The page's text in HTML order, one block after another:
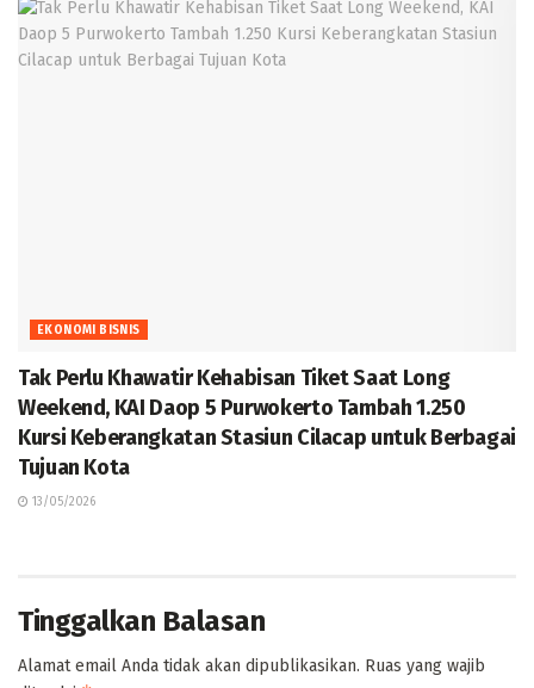
EKONOMI BISNIS
Tak Perlu Khawatir Kehabisan Tiket Saat Long
Weekend, KAI Daop 5 Purwokerto Tambah 1.250
Kursi Keberangkatan Stasiun Cilacap untuk Berbagai
Tujuan Kota
13/05/2026
Tinggalkan Balasan
Alamat email Anda tidak akan dipublikasikan. Ruas yang wajib